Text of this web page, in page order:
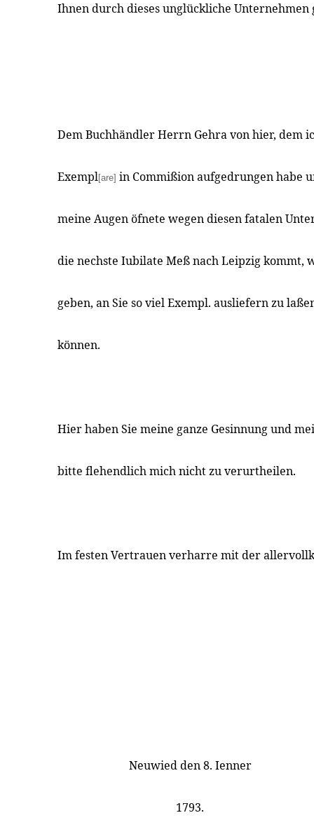
Ihnen durch dieses unglückliche Unternehmen
Dem Buchhändler Herrn Gehra von hier, dem
Exempl[are] in Commißion aufgedrungen habe
meine Augen öfnete wegen diesen fatalen
die nechste Iubilate Meß nach Leipzig kommt,
geben, an Sie so viel Exempl. ausliefern zu
können.
Hier haben Sie meine ganze Gesinnung und
bitte flehendlich mich nicht zu verurtheilen.
Im festen Vertrauen verharre mit der
Neuwied den 8. Ienner
1793.